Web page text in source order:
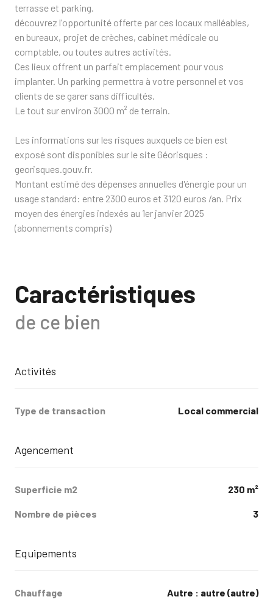
terrasse et parking.
découvrez l'opportunité offerte par ces locaux malléables,
en bureaux, projet de crèches, cabinet médicale ou
comptable, ou toutes autres activités.
Ces lieux offrent un parfait emplacement pour vous
implanter. Un parking permettra à votre personnel et vos
clients de se garer sans difficultés.
Le tout sur environ 3000 m² de terrain.
Les informations sur les risques auxquels ce bien est
exposé sont disponibles sur le site Géorisques :
georisques.gouv.fr.
Montant estimé des dépenses annuelles d'énergie pour un
usage standard: entre 2300 euros et 3120 euros /an. Prix
moyen des énergies indexés au 1er janvier 2025
(abonnements compris)
Caractéristiques
de ce bien
Activités
Type de transaction Local commercial
Agencement
Superficie m2 230 m²
Nombre de pièces 3
Equipements
Chauffage autre : autre (autre)